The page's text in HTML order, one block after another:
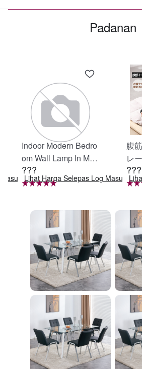
Padanan
Indoor Modern Bedro
om Wall Lamp In Matt
e Black, Iron Clear Gl
ass Shade,4-Lights E
nity Light
???
Lihat Harga Selepas Log Masuk
腹
レー
定
腹
レ
サ
旅行 自
1-R
???